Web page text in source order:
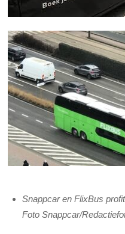
Snappcar en FlixBus
Foto Snappcar/